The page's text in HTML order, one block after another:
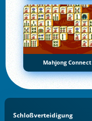
Mahjong Connect
Schloßverteidigung